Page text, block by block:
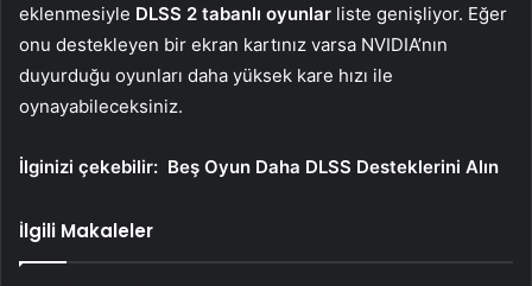
eklenmesiyle DLSS 2 tabanlı oyunlar liste genişliyor. Eğer
onu destekleyen bir ekran kartınız varsa NVIDIA’nın
duyurduğu oyunları daha yüksek kare hızı ile
oynayabileceksiniz.
İlginizi çekebilir: Beş Oyun Daha DLSS Desteklerini Alın
İlgili Makaleler